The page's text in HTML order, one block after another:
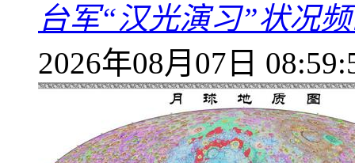
台军“汉光演习”状况
2026年08月07日